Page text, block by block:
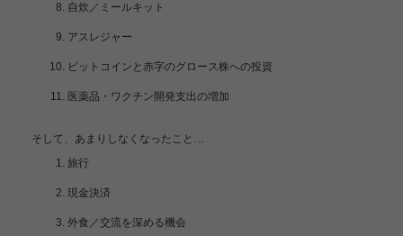
自炊／ミールキット
アスレジャー
ビットコインと赤字のグロース株への投資
医薬品・ワクチン開発支出の増加
そして、あまりしなくなったこと…
旅行
現金決済
外食／交流を深める機会